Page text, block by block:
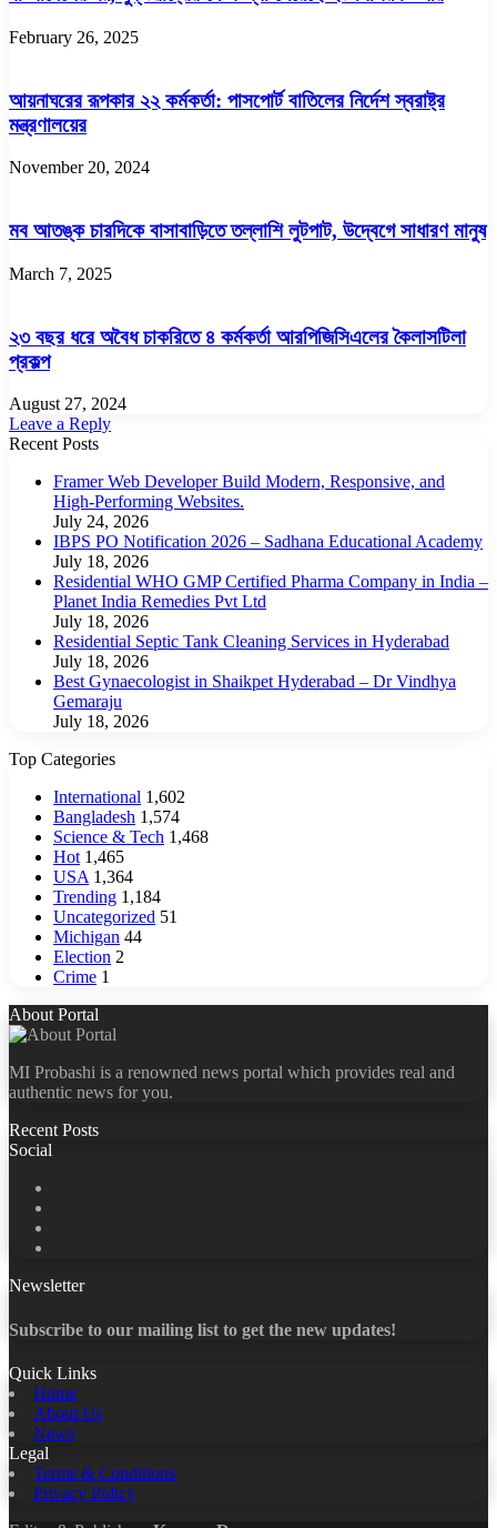
February 26, 2025
আয়নাঘরের রূপকার ২২ কর্মকর্তা: পাসপোর্ট বাতিলের নির্দেশ স্বরাষ্ট্র
মন্ত্রণালয়ের
November 20, 2024
মব আতঙ্ক চারদিকে বাসাবাড়িতে তল্লাশি লুটপাট, উদ্বেগে সাধারণ মানুষ
March 7, 2025
২৩ বছর ধরে অবৈধ চাকরিতে ৪ কর্মকর্তা আরপিজিসিএলের কৈলাসটিলা
প্রকল্প
August 27, 2024
Leave a Reply
Recent Posts
Framer Web Developer Build Modern, Responsive, and
High-Performing Websites.
July 24, 2026
IBPS PO Notification 2026 – Sadhana Educational Academy
July 18, 2026
Residential WHO GMP Certified Pharma Company in India –
Planet India Remedies Pvt Ltd
July 18, 2026
Residential Septic Tank Cleaning Services in Hyderabad
July 18, 2026
Best Gynaecologist in Shaikpet Hyderabad – Dr Vindhya
Gemaraju
July 18, 2026
Top Categories
International 1,602
Bangladesh 1,574
Science & Tech 1,468
Hot 1,465
USA 1,364
Trending 1,184
Uncategorized 51
Michigan 44
Election 2
Crime 1
About Portal
MI Probashi is a renowned news portal which provides real and
authentic news for you.
Recent Posts
Social
Newsletter
Subscribe to our mailing list to get the new updates!
Quick Links
Home
About Us
News
Legal
Terms & Conditions
Privacy Policy